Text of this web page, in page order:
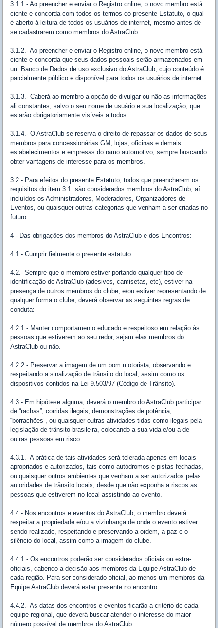
3.1.1.- Ao preencher e enviar o Registro online, o novo membro está
ciente e concorda com todos os termos do presente Estatuto, o qual
é aberto à leitura de todos os usuários de internet, mesmo antes de
se cadastrarem como membros do AstraClub.
3.1.2.- Ao preencher e enviar o Registro online, o novo membro está
ciente e concorda que seus dados pessoais serão armazenados em
um Banco de Dados de uso exclusivo do AstraClub, cujo conteúdo é
parcialmente público e disponível para todos os usuários de internet.
3.1.3.- Caberá ao membro a opção de divulgar ou não as informações
ali constantes, salvo o seu nome de usuário e sua localização, que
estarão obrigatoriamente visíveis a todos.
3.1.4.- O AstraClub se reserva o direito de repassar os dados de seus
membros para concessionárias GM, lojas, oficinas e demais
estabelecimentos e empresas do ramo automotivo, sempre buscando
obter vantagens de interesse para os membros.
3.2.- Para efeitos do presente Estatuto, todos que preencherem os
requisitos do item 3.1. são considerados membros do AstraClub, aí
incluídos os Administradores, Moderadores, Organizadores de
Eventos, ou quaisquer outras categorias que venham a ser criadas no
futuro.
4 - Das obrigações dos membros do AstraClub e dos Encontros:
4.1.- Cumprir fielmente o presente estatuto.
4.2.- Sempre que o membro estiver portando qualquer tipo de
identificação do AstraClub (adesivos, camisetas, etc), estiver na
presença de outros membros do clube, e/ou estiver representando de
qualquer forma o clube, deverá observar as seguintes regras de
conduta:
4.2.1.- Manter comportamento educado e respeitoso em relação às
pessoas que estiverem ao seu redor, sejam elas membros do
AstraClub ou não.
4.2.2.- Preservar a imagem de um bom motorista, observando e
respeitando a sinalização de trânsito do local, assim como os
dispositivos contidos na Lei 9.503/97 (Código de Trânsito).
4.3.- Em hipótese alguma, deverá o membro do AstraClub participar
de “rachas”, corridas ilegais, demonstrações de potência,
“borrachões”, ou quaisquer outras atividades tidas como ilegais pela
legislação de trânsito brasileira, colocando a sua vida e/ou a de
outras pessoas em risco.
4.3.1.- A prática de tais atividades será tolerada apenas em locais
apropriados e autorizados, tais como autódromos e pistas fechadas,
ou quaisquer outros ambientes que venham a ser autorizados pelas
autoridades de trânsito locais, desde que não exponha a riscos as
pessoas que estiverem no local assistindo ao evento.
4.4.- Nos encontros e eventos do AstraClub, o membro deverá
respeitar a propriedade e/ou a vizinhança de onde o evento estiver
sendo realizado, respeitando e preservando a ordem, a paz e o
silêncio do local, assim como a imagem do clube.
4.4.1.- Os encontros poderão ser considerados oficiais ou extra-
oficiais, cabendo a decisão aos membros da Equipe AstraClub de
cada região. Para ser considerado oficial, ao menos um membros da
Equipe AstraClub deverá estar presente no encontro.
4.4.2.- As datas dos encontros e eventos ficarão a critério de cada
equipe regional, que deverá buscar atender o interesse do maior
número possível de membros do AstraClub.